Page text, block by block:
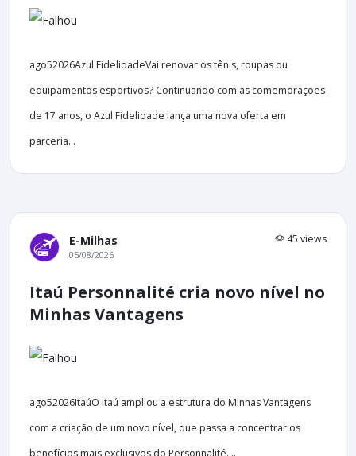
ago52026Azul FidelidadeVai renovar os tênis, roupas ou
equipamentos esportivos? Continuando com as comemorações
de 17 anos, o Azul Fidelidade lança uma nova oferta em
parceria...
E-Milhas 45 views
05/08/2026
Itaú Personnalité cria novo nível no
Minhas Vantagens
ago52026ItaúO Itaú ampliou a estrutura do Minhas Vantagens
com a criação de um novo nível, que passa a concentrar os
benefícios mais exclusivos do Personnalité....